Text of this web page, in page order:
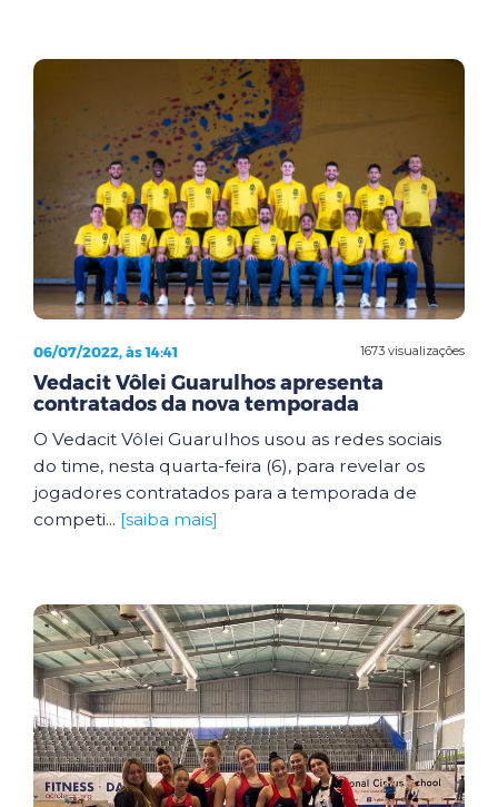
1673 visualizações
06/07/2022, às 14:41
Vedacit Vôlei Guarulhos apresenta
contratados da nova temporada
O Vedacit Vôlei Guarulhos usou as redes sociais
do time, nesta quarta-feira (6), para revelar os
jogadores contratados para a temporada de
competi... [saiba mais]